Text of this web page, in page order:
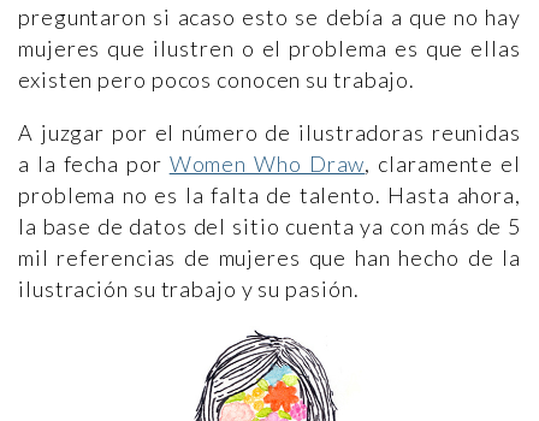
preguntaron si acaso esto se debía a que no hay
mujeres que ilustren o el problema es que ellas
existen pero pocos conocen su trabajo.
A juzgar por el número de ilustradoras reunidas
a la fecha por Women Who Draw, claramente el
problema no es la falta de talento. Hasta ahora,
la base de datos del sitio cuenta ya con más de 5
mil referencias de mujeres que han hecho de la
ilustración su trabajo y su pasión.